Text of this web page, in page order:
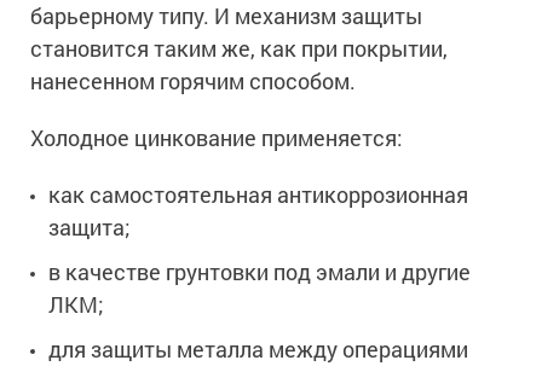
барьерному типу. И механизм защиты
становится таким же, как при покрытии,
нанесенном горячим способом.
Холодное цинкование применяется:
как самостоятельная антикоррозионная
защита;
в качестве грунтовки под эмали и другие
ЛКМ;
для защиты металла между операциями